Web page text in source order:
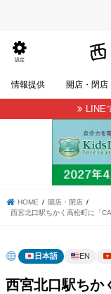
設定
情報提供 開店・閉店
HOME
開店・閉店
西宮北口駅ちかく高松町に「
日本語 EN
西宮北口駅ちか